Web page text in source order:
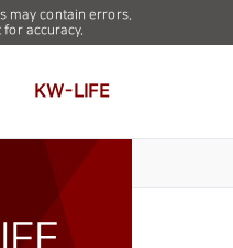
may contain errors.
accuracy.
KW-LIFE